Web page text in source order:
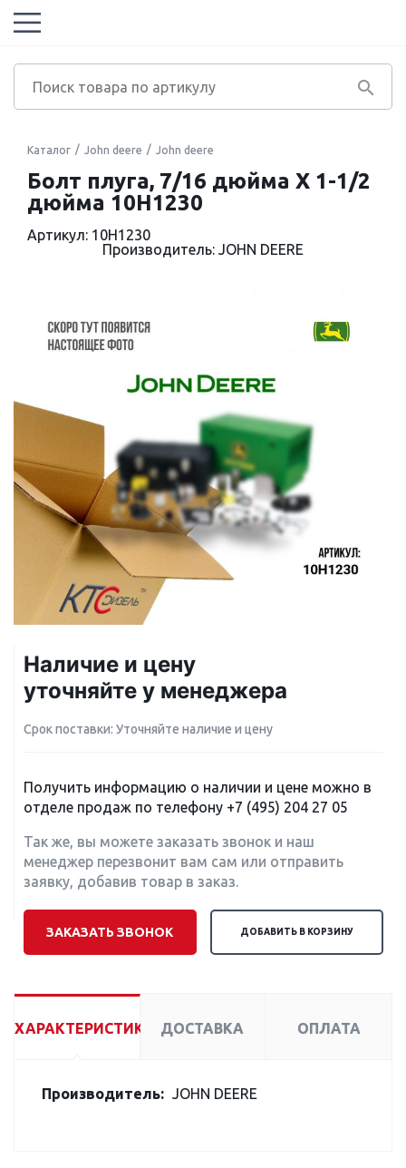
Каталог John deere John deere
Болт плуга, 7/16 дюйма X 1-1/2
дюйма 10H1230
Артикул: 10H1230
Производитель: JOHN DEERE
Наличие и цену
уточняйте у менеджера
Срок поставки: Уточняйте наличие и цену
Получить информацию о наличии и цене можно в
отделе продаж по телефону +7 (495) 204 27 05
Так же, вы можете заказать звонок и наш
менеджер перезвонит вам сам или отправить
заявку, добавив товар в заказ.
ЗАКАЗАТЬ ЗВОНОК ДОБАВИТЬ В КОРЗИНУ
ХАРАКТЕРИСТИКИ ДОСТАВКА ОПЛАТА
Производитель: JOHN DEERE